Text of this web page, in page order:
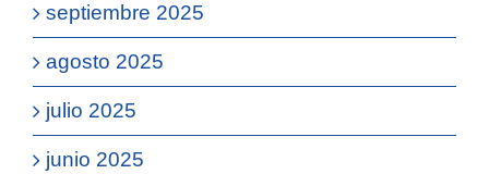
septiembre 2025
agosto 2025
julio 2025
junio 2025